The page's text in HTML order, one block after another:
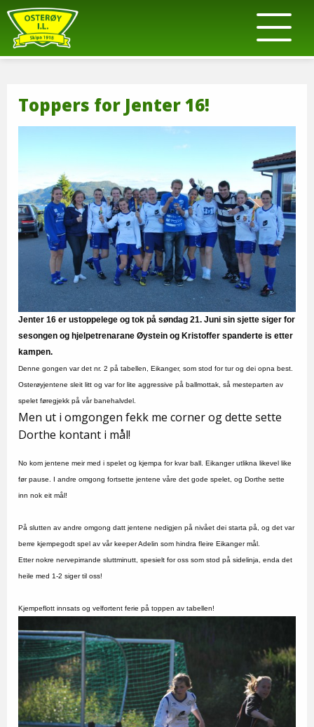
Toppers for Jenter 16!
Jenter 16 er ustoppelege og tok på søndag 21. Juni sin sjette siger for
sesongen og hjelpetrenarane Øystein og Kristoffer spanderte is etter
kampen.
Denne gongen var det nr. 2 på tabellen, Eikanger, som stod for tur og dei opna best.
Osterøyjentene sleit litt og var for lite aggressive på ballmottak, så mesteparten av
spelet føregjekk på vår banehalvdel.
Men ut i omgongen fekk me corner og dette sette
Dorthe kontant i mål!
No kom jentene meir med i spelet og kjempa for kvar ball. Eikanger utlikna likevel like
før pause. I andre omgong fortsette jentene våre det gode spelet, og Dorthe sette
inn nok eit mål!
På slutten av andre omgong datt jentene nedigjen på nivået dei starta på, og det var
berre kjempegodt spel av vår keeper Adelin som hindra fleire Eikanger mål.
Etter nokre nervepirrande sluttminutt, spesielt for oss som stod på sidelinja, enda det
heile med 1-2 siger til oss!
Kjempeflott innsats og velfortent ferie på toppen av tabellen!